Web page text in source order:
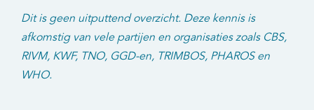
Dit is geen uitputtend overzicht. Deze kennis is
afkomstig van vele partijen en organisaties zoals CBS,
RIVM, KWF, TNO, GGD-en, TRIMBOS, PHAROS en
WHO.